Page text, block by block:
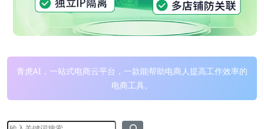
青虎AI，一站式电商云平台，一款能帮助电商人提高工作效率的
电商工具。